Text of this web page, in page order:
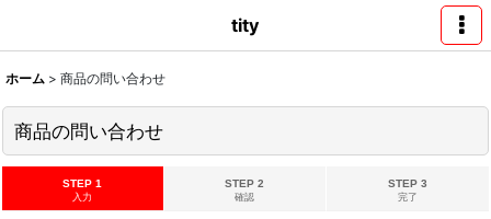
tity
ホーム > 商品の問い合わせ
商品の問い合わせ
STEP 1
入力
STEP 2
確認
STEP 3
完了